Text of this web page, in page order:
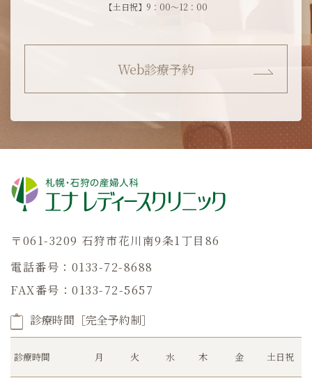
【土日祝】9：00～12：00
Web診療予約
〒061-3209 石狩市花川南9条1丁目86
電話番号：0133-72-8688
FAX番号：0133-72-5657
診療時間［完全予約制］
診療時間 月 火 水 木 金 土日祝